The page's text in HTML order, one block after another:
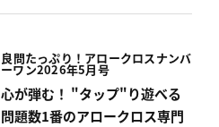
良問たっぷり！ アロークロスナンバ
ーワン2026年5月号
心が弾む！ "タップ"り遊べる
問題数1番のアロークロス専門